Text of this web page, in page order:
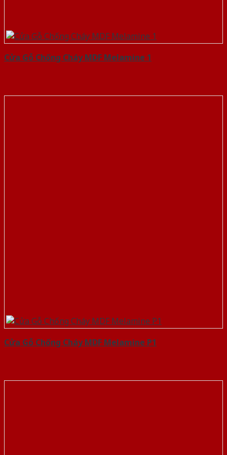
Cửa Gỗ Chống Cháy MDF Melamine 1
Cửa Gỗ Chống Cháy MDF Melamine P1